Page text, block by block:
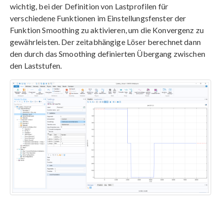
wichtig, bei der Definition von Lastprofilen für
verschiedene Funktionen im Einstellungsfenster der
Funktion Smoothing zu aktivieren, um die Konvergenz zu
gewährleisten. Der zeitabhängige Löser berechnet dann
den durch das Smoothing definierten Übergang zwischen
den Laststufen.